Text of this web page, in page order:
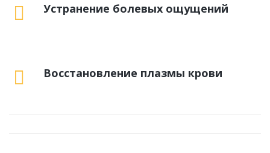
Устранение болевых ощущений
Восстановление плазмы крови